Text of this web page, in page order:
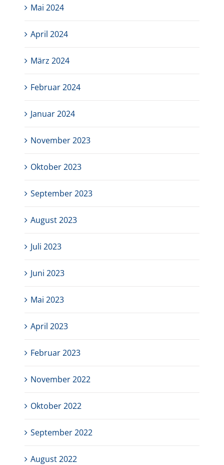
Mai 2024
April 2024
März 2024
Februar 2024
Januar 2024
November 2023
Oktober 2023
September 2023
August 2023
Juli 2023
Juni 2023
Mai 2023
April 2023
Februar 2023
November 2022
Oktober 2022
September 2022
August 2022